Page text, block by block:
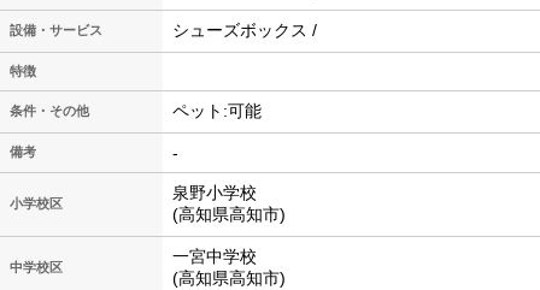
設備・サービス シューズボックス /
特徴
条件・その他 ペット:可能
備考 -
小学校区
泉野小学校
(高知県高知市)
中学校区
一宮中学校
(高知県高知市)